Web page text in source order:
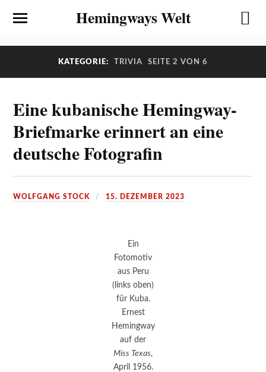
Hemingways Welt
KATEGORIE: TRIVIA SEITE 2 VON 6
Eine kubanische Hemingway-
Briefmarke erinnert an eine
deutsche Fotografin
WOLFGANG STOCK 15. DEZEMBER 2023
Ein
Fotomotiv
aus Peru
(links oben)
für Kuba.
Ernest
Hemingway
auf der
Miss Texas,
April 1956.